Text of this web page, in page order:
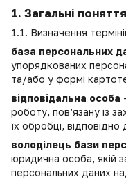
1. Загальні
1.1. Визначення
база персональних
упорядкованих
та/або у формі
відповідальна особа
роботу, пов’язану із
їх обробці, відповідно
володілець бази
юридична особа, якій
персональних даних